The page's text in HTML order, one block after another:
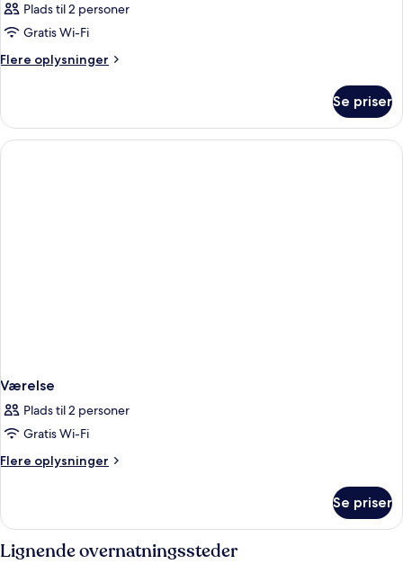
Plads til 2 personer
Gratis Wi-Fi
Flere oplysninger
Flere
Se priser
Værelse
Plads til 2 personer
Gratis Wi-Fi
Flere oplysninger
Flere
Se priser
Lignende overnatningssteder